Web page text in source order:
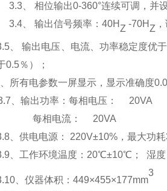
3.3、 相位输出0-360°连续可调，并
3.4、 输出信号频率：40HZ -70HZ
、 输出电压、电流、功率稳定度优
0.5％）；
所有电参数一屏显示，显示准确度
、输出功率：每相电压： 20VA
每相电流：
20VA
、供电电源： 220V±10%，最大功耗
、工作环境温度：20℃±10℃； 湿度
、仪器体积：449×455×177mm
3